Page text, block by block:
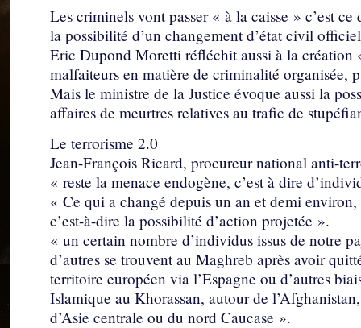
Les criminels vont passer « à la caisse » c’est
la possibilité d’un changement d’état civil
Eric Dupond Moretti réfléchit aussi à la création
malfaiteurs en matière de criminalité organisée,
Mais le ministre de la Justice évoque aussi la
affaires de meurtres relatives au trafic de
Le terrorisme 2.0
Jean-François Ricard, procureur national anti-
« reste la menace endogène, c’est à dire
« Ce qui a changé depuis un an et demi environ,
c’est-à-dire la possibilité d’action projetée ».
« un certain nombre d’individus issus de notre
d’autres se trouvent au Maghreb après avoir
territoire européen via l’Espagne ou d’autres
Islamique au Khorassan, autour de
d’Asie centrale ou du nord Caucase ».